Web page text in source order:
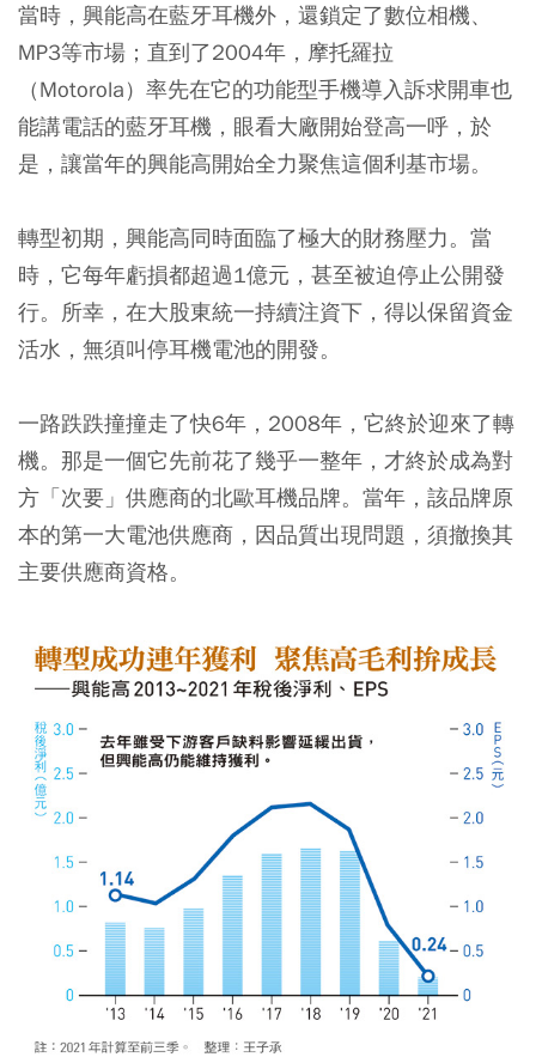
當時，興能高在藍牙耳機外，還鎖定了數位相機、
MP3等市場；直到了2004年，摩托羅拉
（Motorola）率先在它的功能型手機導入訴求開車也
能講電話的藍牙耳機，眼看大廠開始登高一呼，於
是，讓當年的興能高開始全力聚焦這個利基市場。
轉型初期，興能高同時面臨了極大的財務壓力。當
時，它每年虧損都超過1億元，甚至被迫停止公開發
行。所幸，在大股東統一持續注資下，得以保留資金
活水，無須叫停耳機電池的開發。
一路跌跌撞撞走了快6年，2008年，它終於迎來了轉
機。那是一個它先前花了幾乎一整年，才終於成為對
方「次要」供應商的北歐耳機品牌。當年，該品牌原
本的第一大電池供應商，因品質出現問題，須撤換其
主要供應商資格。